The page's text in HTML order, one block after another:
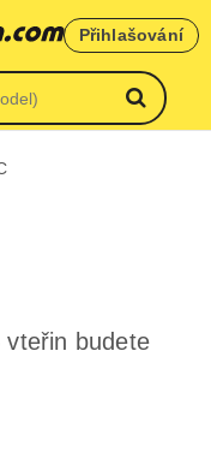
Přihlašování
vteřin budete